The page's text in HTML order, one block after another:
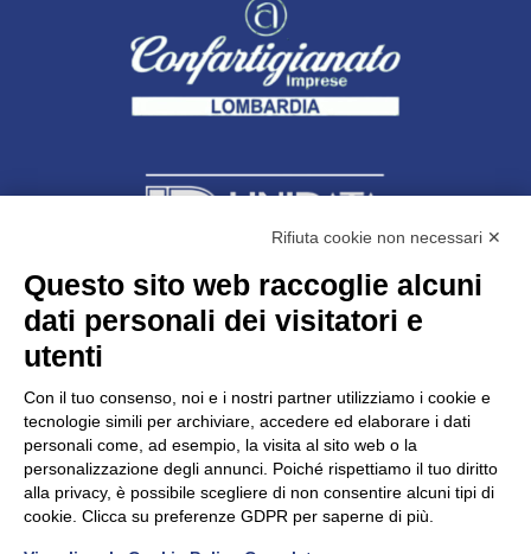
Unidata s.r.lcon unico socio
Largo dell’Artigianato, 1 - 23100 Sondrio
C.F. 00481790145 - N.REA SO-36426
PEC: unidata.sondrio@legalmail.it
Cap. soc. euro 100.000,00 i.v.
Rifiuta cookie non necessari ✕
Questo sito web raccoglie alcuni
dati personali dei visitatori e
utenti
Con il tuo consenso, noi e i nostri partner utilizziamo i cookie e
tecnologie simili per archiviare, accedere ed elaborare i dati
personali come, ad esempio, la visita al sito web o la
personalizzazione degli annunci. Poiché rispettiamo il tuo diritto
alla privacy, è possibile scegliere di non consentire alcuni tipi di
cookie. Clicca su preferenze GDPR per saperne di più.